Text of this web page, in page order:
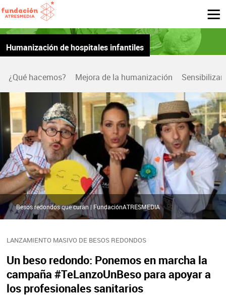
Humanización de hospitales infantiles
¿Qué hacemos? Mejora de la humanización Sensibilizar
LANZAMIENTO MASIVO DE BESOS REDONDOS
Un beso redondo: Ponemos en marcha la
campaña #TeLanzoUnBeso para apoyar a
los profesionales sanitarios
Besos redondos que curan | FundaciónATRESMEDIA